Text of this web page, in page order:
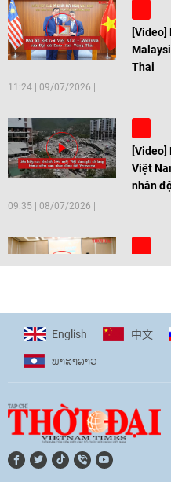
[Video]
Thai
11:24 | 09/07/2026
[Video]
Việt
nhân
09:35 | 08/07/2026
[Video]
11:10|17/06/2026
English 中文
ພາ​ສາ​ລາວ